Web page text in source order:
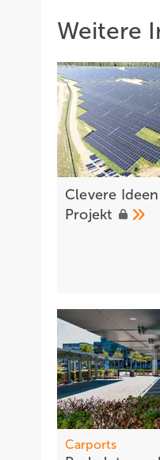
Weitere
Clevere
Projekt
Carports